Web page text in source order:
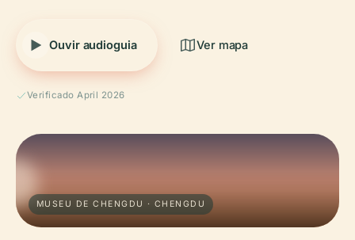
Ouvir audioguia Ver mapa
Verificado April 2026
MUSEU DE CHENGDU · CHENGDU